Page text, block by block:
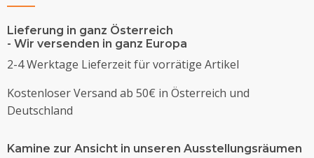
Lieferung in ganz Österreich
- Wir versenden in ganz Europa
2-4 Werktage Lieferzeit für vorrätige Artikel
Kostenloser Versand ab 50€ in Österreich und
Deutschland
Kamine zur Ansicht in unseren Ausstellungsräumen